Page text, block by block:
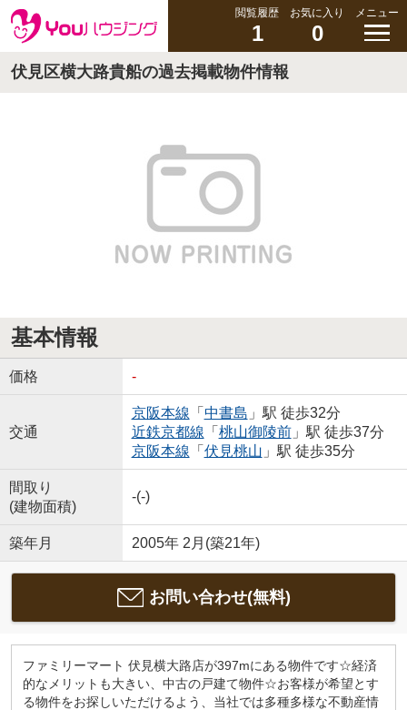
閲覧履歴
1
お気に入り
0
メニュー
伏見区横大路貴船の過去掲載物件情報
基本情報
価格 -
交通
京阪本線 「 中書島 」駅 徒歩32分
近鉄京都線 「 桃山御陵前」駅 徒歩37分
京阪本線 「 伏見桃山 」駅 徒歩35分
間取り
(建物面積)
-(-)
築年月 2005年 2月(築21年)
お問い合わせ(無料)
ファミリーマート 伏見横大路店が397mにある物件です☆経済
的なメリットも大きい、中古の戸建て物件☆お客様が希望とす
る物件をお探しいただけるよう、当社では多種多様な不動産情